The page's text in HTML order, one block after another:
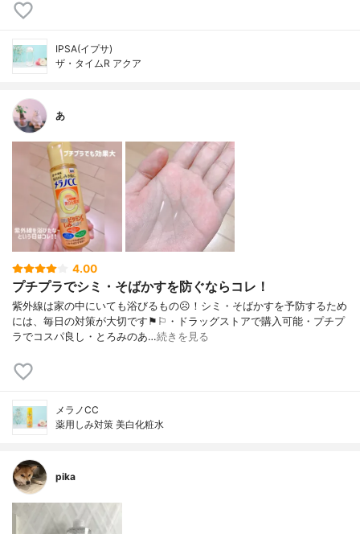
IPSA(イプサ)
ザ・タイムR アクア
あ
4.00
プチプラでシミ・そばかすを防ぐならコレ！
紫外線は家の中にいても浴びるもの☹︎！シミ・そばかすを予防するため
には、毎日の対策が大切です⚑︎⚐︎・ドラッグストアで購入可能・プチプ
ラでコスパ良し・とろみのあ…続きを見る
メラノCC
薬用しみ対策 美白化粧水
pika